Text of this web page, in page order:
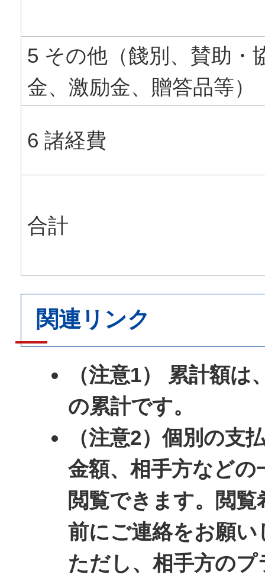
5 その他（餞別、賛助・
金、激励金、贈答品等）
6 諸経費
合計
関連リンク
（注意1） 累計額は
の累計です。
（注意2）個別の支
金額、相手方などの
閲覧できます。閲
前にご連絡をお願い
ただし、相手方の